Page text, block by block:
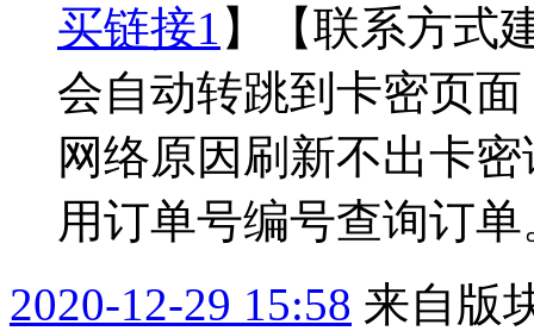
买链接1 】【联系方式
会自动转跳到卡密页
网络原因刷新不出卡
用订单号编号查询订
2020-12-29 15:58 来自版